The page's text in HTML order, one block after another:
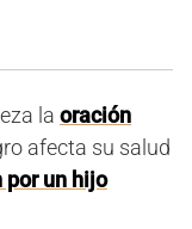
la oración
afecta su salud
por un hijo